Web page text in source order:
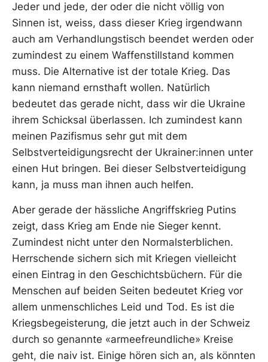
Jeder und jede, der oder die nicht völlig von
Sinnen ist, weiss, dass dieser Krieg irgendwann
auch am Verhandlungstisch beendet werden oder
zumindest zu einem Waffenstillstand kommen
muss. Die Alternative ist der totale Krieg. Das
kann niemand ernsthaft wollen. Natürlich
bedeutet das gerade nicht, dass wir die Ukraine
ihrem Schicksal überlassen. Ich zumindest kann
meinen Pazifismus sehr gut mit dem
Selbstverteidigungsrecht der Ukrainer:innen unter
einen Hut bringen. Bei dieser Selbstverteidigung
kann, ja muss man ihnen auch helfen.
Aber gerade der hässliche Angriffskrieg Putins
zeigt, dass Krieg am Ende nie Sieger kennt.
Zumindest nicht unter den Normalsterblichen.
Herrschende sichern sich mit Kriegen vielleicht
einen Eintrag in den Geschichtsbüchern. Für die
Menschen auf beiden Seiten bedeutet Krieg vor
allem unmenschliches Leid und Tod. Es ist die
Kriegsbegeisterung, die jetzt auch in der Schweiz
durch so genannte «armeefreundliche» Kreise
geht, die naiv ist. Einige hören sich an, als könnten